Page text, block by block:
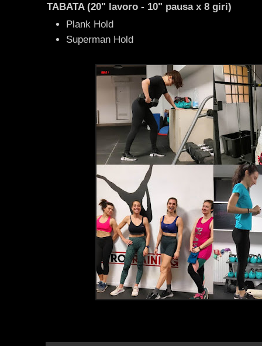
TABATA (20" lavoro - 10" pausa x 8 giri)
Plank Hold
Superman Hold